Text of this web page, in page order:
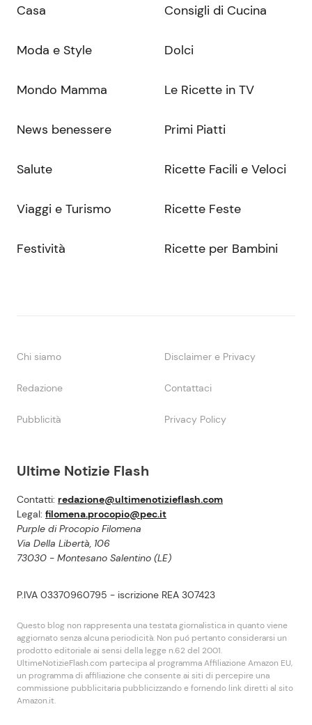
Ultime Notizie Flash
Contatti: redazione@ultimenotizieflash.com
Legal: filomena.procopio@pec.it
Purple di Procopio Filomena
Via Della Libertà, 106
73030 - Montesano Salentino (LE)
P.IVA 03370960795 - iscrizione REA 307423
Questo blog non rappresenta una testata giornalistica in quanto viene
aggiornato senza alcuna periodicità. Non puó pertanto considerarsi un
prodotto editoriale ai sensi della legge n.62 del 2001.
UltimeNotizieFlash.com partecipa al programma Affiliazione Amazon EU,
un programma di affiliazione che consente ai siti di percepire una
commissione pubblicitaria pubblicizzando e fornendo link diretti al sito
Amazon.it.
Casa
Moda e Style
Mondo Mamma
News benessere
Salute
Viaggi e Turismo
Festività
Consigli di Cucina
Dolci
Le Ricette in TV
Primi Piatti
Ricette Facili e Veloci
Ricette Feste
Ricette per Bambini
Chi siamo Disclaimer e Privacy
Redazione Contattaci
Pubblicità Privacy Policy